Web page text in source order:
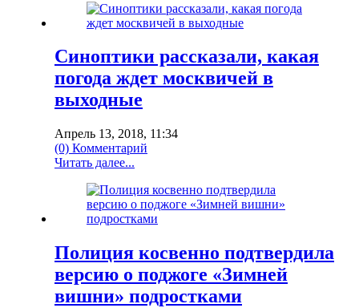
Синоптики рассказали, какая
погода ждет москвичей в
выходные
Апрель 13, 2018, 11:34
(0) Комментарий
Читать далее...
Полиция косвенно подтвердила
версию о поджоге «Зимней
вишни» подростками